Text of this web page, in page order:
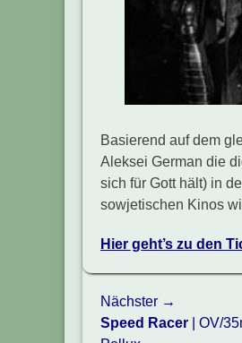
Basierend auf dem
Aleksei German die
sich für Gott hält) in
sowjetischen Kinos
Hier geht’s zu den
Nächster →
Nächster
Speed Racer | OV/